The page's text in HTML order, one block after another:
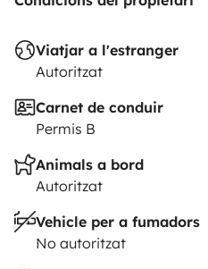
Viatjar a l'estranger
Autoritzat
Carnet de conduir
Permis B
Animals a bord
Autoritzat
Vehicle per a fumadors
No autoritzat